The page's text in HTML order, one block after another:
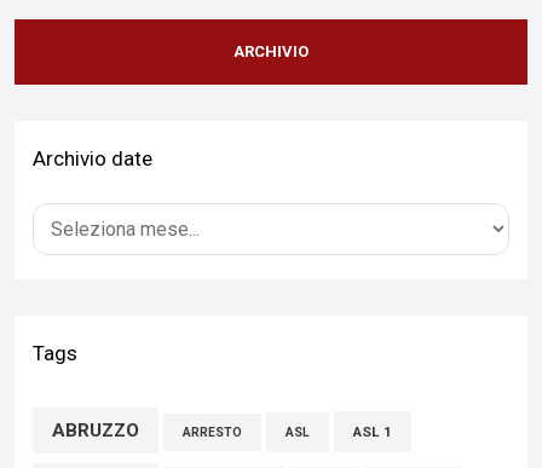
Sigismondi, Liris e Testa: “Profondo cordoglio e vicinanza al
Ministro Roccella e alla sua famiglia”
Terminal bus "Lorenzo Natali": modifiche temporanee alla
04 Agosto 2026
della comunità»
ARCHIVIO
Archivio date
Tags
ABRUZZO ARRESTO ASL ASL 1